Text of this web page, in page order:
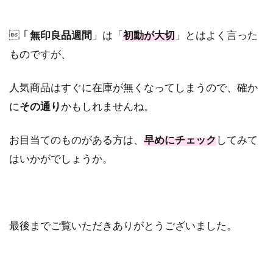
「無印良品週間 」は「初動が大切 」とはよく言った
ものですが、
人気商品はすぐに在庫が無くなってしまうので、確か
にその通りかもしれませんね。
お目当てのものがある方は、 早めにチェックしてみて
はいかがでしょうか。
最後までご覧いただきありがとうございました。